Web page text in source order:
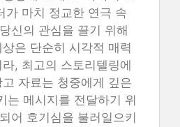
가 마치 정교한 연극 속
신의 관심을 끌기 위해
은 단순히 시각적 매력
, 최고의 스토리텔링에
자료는 청중에게 깊은
는 메시지를 전달하기 위
어 호기심을 불러일으키